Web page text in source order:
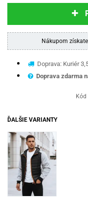
Nákupom získate
Doprava: Kuriér
Doprava zdarma
Kód
ĎALŠIE VARIANTY